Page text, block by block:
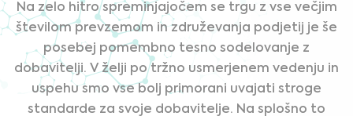
Na zelo hitro spreminjajočem se trgu z vse večjim
številom prevzemom in združevanja podjetij je še
posebej pomembno tesno sodelovanje z
dobavitelji. V želji po tržno usmerjenem vedenju in
uspehu smo vse bolj primorani uvajati stroge
standarde za svoje dobavitelje. Na splošno to